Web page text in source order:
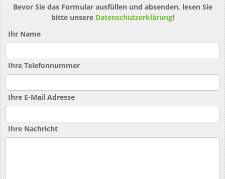
Bevor Sie das Formular ausfüllen und absenden, lesen Sie
bitte unsere Datenschutzerklärung!
Ihr Name
Ihre Telefonnummer
Ihre E-Mail Adresse
Ihre Nachricht